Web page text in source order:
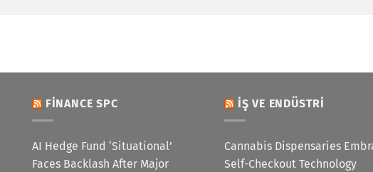
FINANCE SPC
AI Hedge Fund ‘Situational’
Faces Backlash After Major
İŞ VE ENDÜSTRI
Cannabis Dispensaries
Self-Checkout Technology